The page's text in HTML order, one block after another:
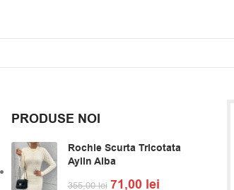
PRODUSE NOI
Rochie Scurta Tricotata
Aylin Alba
355,00lei 71,00 lei